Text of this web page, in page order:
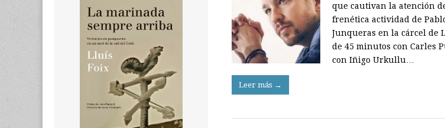
que cautivan la atención
frenética actividad de
Junqueras en la cárcel de
de 45 minutos con Carles
con Iñigo Urkullu…
Leer más →